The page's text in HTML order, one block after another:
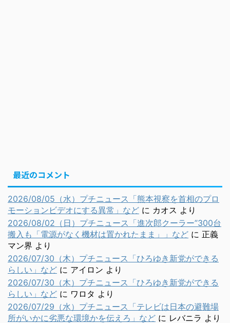
最近のコメント
2026/08/05（水）プチニュース「熊本視察を首相のプロ
モーションビデオにする異常」など に カオス より
2026/08/02（日）プチニュース「進次郎クーラー”300台
搬入も「電源がなく機材は置かれたまま」」など に 正義
マン界 より
2026/07/30（木）プチニュース「ひろゆき新党ができる
らしい」など に アイロン より
2026/07/30（木）プチニュース「ひろゆき新党ができる
らしい」など に ワロタ より
2026/07/29（水）プチニュース「テレビは日本の避難場
所がいかに劣悪な環境かを伝えろ」など に レバニラ より